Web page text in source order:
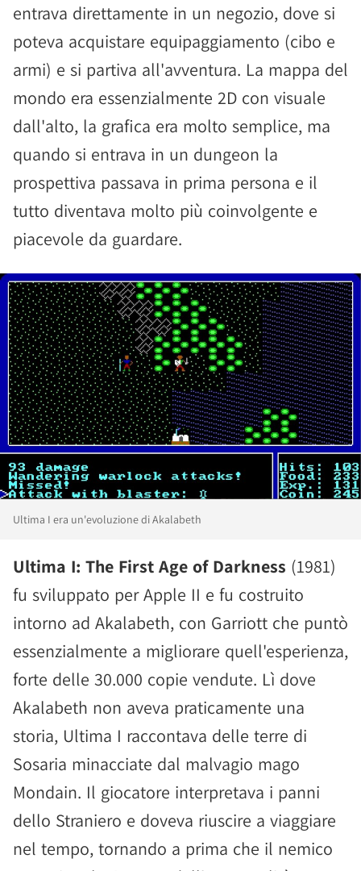
entrava direttamente in un negozio, dove si
poteva acquistare equipaggiamento (cibo e
armi) e si partiva all'avventura. La mappa del
mondo era essenzialmente 2D con visuale
dall'alto, la grafica era molto semplice, ma
quando si entrava in un dungeon la
prospettiva passava in prima persona e il
tutto diventava molto più coinvolgente e
piacevole da guardare.
Ultima I era un'evoluzione di Akalabeth
Ultima I: The First Age of Darkness (1981)
fu sviluppato per Apple II e fu costruito
intorno ad Akalabeth, con Garriott che puntò
essenzialmente a migliorare quell'esperienza,
forte delle 30.000 copie vendute. Lì dove
Akalabeth non aveva praticamente una
storia, Ultima I raccontava delle terre di
Sosaria minacciate dal malvagio mago
Mondain. Il giocatore interpretava i panni
dello Straniero e doveva riuscire a viaggiare
nel tempo, tornando a prima che il nemico